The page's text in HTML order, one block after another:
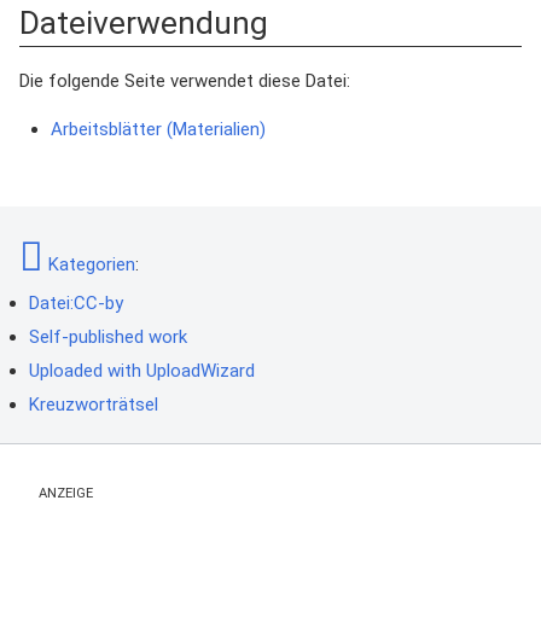
Dateiverwendung
Die folgende Seite verwendet diese Datei:
Arbeitsblätter (Materialien)
Kategorien:
Datei:CC-by
Self-published work
Uploaded with UploadWizard
Kreuzworträtsel
ANZEIGE